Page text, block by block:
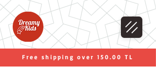
Free shipping over 150.00 TL